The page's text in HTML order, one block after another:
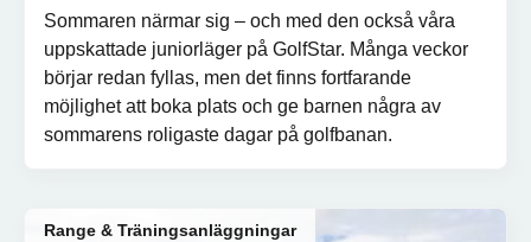
Sommaren närmar sig – och med den också våra
uppskattade juniorläger på GolfStar. Många veckor
börjar redan fyllas, men det finns fortfarande
möjlighet att boka plats och ge barnen några av
sommarens roligaste dagar på golfbanan.
Range & Träningsanläggningar